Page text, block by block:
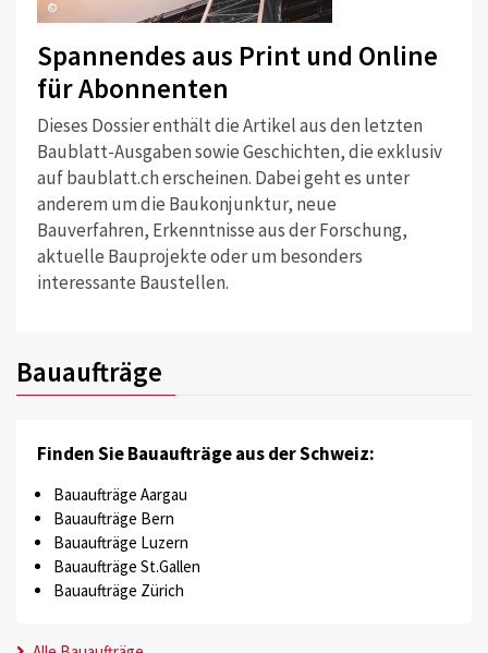
©
Spannendes aus Print und Online
für Abonnenten
Dieses Dossier enthält die Artikel aus den letzten
Baublatt-Ausgaben sowie Geschichten, die exklusiv
auf baublatt.ch erscheinen. Dabei geht es unter
anderem um die Baukonjunktur, neue
Bauverfahren, Erkenntnisse aus der Forschung,
aktuelle Bauprojekte oder um besonders
interessante Baustellen.
Bauaufträge
Finden Sie Bauaufträge aus der Schweiz:
Bauaufträge Aargau
Bauaufträge Bern
Bauaufträge Luzern
Bauaufträge St.Gallen
Bauaufträge Zürich